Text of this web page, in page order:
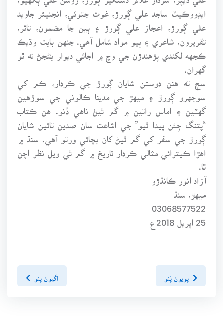
ايڊووڪيٽ ساجد علي ڳورڙ، غوث جتوئي، انجنيئر جاويد
علي ڳورڙ، اعجاز علي ڳورڙ ۽ ٻين جا مضمون، تاثر،
تقريرون، شاعري ۽ ٻيو مواد شامل آهي. جنهن بابت وڌيڪ
ڪجهه لکندي پڙهندڙن جي وچ ۾ اجائي ديوار بڻجڻ نه ٿو
گهران.
سچ ته هنن دوستن شايان ڳورڙ جي ڪردار، ڪم کي
سوجهرو ڳورڙ ۽ ميهڙ جي مدينا ڪالوني جي سوڙهين
گهٽين ۽ اماس راتين ۾ گم ٿيڻ ناهي ڏنو. هن ڪتاب
“پتنگ جِئن پيدا ٿيو” جي اشاعت سان صدين تائين شايان
ڳورڙ جي سفر کي گم ٿيڻ کان بچائي ورتو آهي. سنڌ ۾
اهڙا ڪيترائي مثالي ڪردار تاريخ ۾ گم ٿي ويل نظر اچن
ٿا.
آزاد انور ڪانڌڙو
ميهڙ، سنڌ
03068577522
25 اپريل 2018ع
پويون پَنو اڳيون پنو